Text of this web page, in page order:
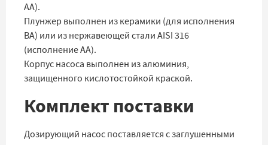
AA).
Плунжер выполнен из керамики (для исполнения
BA) или из нержавеющей стали AISI 316
(исполнение AA).
Корпус насоса выполнен из алюминия,
защищенного кислотостойкой краской.
Комплект поставки
Дозирующий насос поставляется с заглушенными